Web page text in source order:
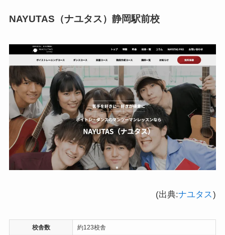
NAYUTAS（ナユタス） 静岡駅前校
(出典:ナユタス )
校舎数 約123校舎